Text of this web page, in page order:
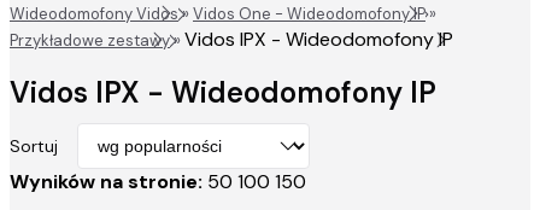
Wideodomofony Vidos»Vidos One - Wideodomofony IP»
Przykładowe zestawy»Vidos IPX - Wideodomofony IP
Vidos IPX - Wideodomofony IP
Sortuj
Wyników na stronie: 50 100 150